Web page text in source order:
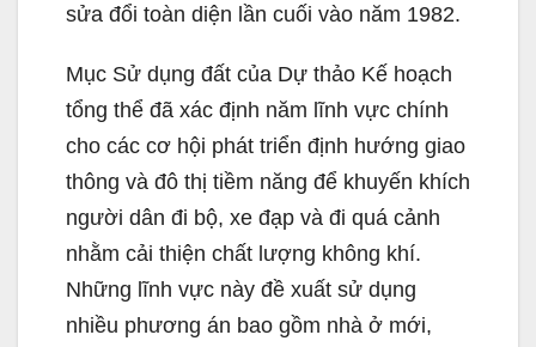
sửa đổi toàn diện lần cuối vào năm 1982.
Mục Sử dụng đất của Dự thảo Kế hoạch
tổng thể đã xác định năm lĩnh vực chính
cho các cơ hội phát triển định hướng giao
thông và đô thị tiềm năng để khuyến khích
người dân đi bộ, xe đạp và đi quá cảnh
nhằm cải thiện chất lượng không khí.
Những lĩnh vực này đề xuất sử dụng
nhiều phương án bao gồm nhà ở mới,